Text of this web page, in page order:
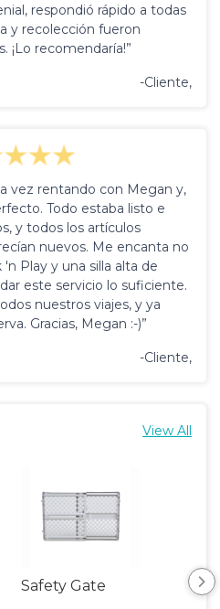
respondió rápido a todas
y recolección fueron
¡Lo recomendaría!”
-Cliente,
vez rentando con Megan y,
Todo estaba listo e
y todos los artículos
nuevos. Me encanta no
Play y una silla alta de
este servicio lo suficiente.
nuestros viajes, y ya
Gracias, Megan :-)”
-Cliente,
View All
Safety Gate